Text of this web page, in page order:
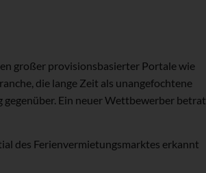
großer provisionsbasierter Portale wie
die lange Zeit als unangefochtene
gegenüber. Ein neuer Wettbewerber betrat
des Ferienvermietungsmarktes erkannt